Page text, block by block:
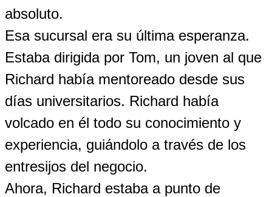
absoluto.
Esa sucursal era su última esperanza.
Estaba dirigida por Tom, un joven al que
Richard había mentoreado desde sus
días universitarios. Richard había
volcado en él todo su conocimiento y
experiencia, guiándolo a través de los
entresijos del negocio.
Ahora, Richard estaba a punto de